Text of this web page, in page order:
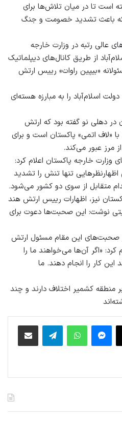
است تا در میان تلاش‌ها برای
باعث تشدید خصومت و جنگ
عالی رتبه در وزارت خارجه
از طریق کانال‌های دیپلماتیک
«بیپین راوات» رییس ارتش
اسلام‌آباد را به مبارزه هسته‌ای
در دهلی نو گفته بود که ارتش
«لاف اتمی» پاکستان است و برای
مرز عبور می‌کند.
وزارت خارجه پاکستان اعلام کرد:
تنها تنش را تشدید
متقابل از سوی دو کشور می‌شود.
نیز، اظهارات رییس ارتش هند
نوشت: این صحبت‌ها دعوت برای
صحبت‌های این مقام مسئول ارتش
کرد: «اگر آن‌ها می‌خواهند ما را
این کار را انجام دهند. ما
منطقه کشمیر اختلاف دارند و چند
پیام رسان واتس آپ